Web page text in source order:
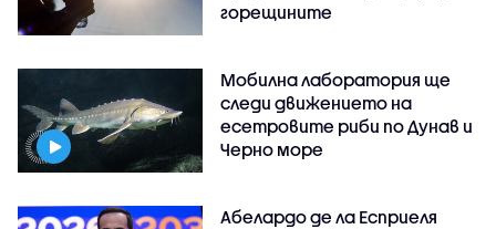
горещините
Мобилна лаборатория ще
следи движението на
есетровите риби по Дунав и
Черно море
Абелардо де ла Есприеля